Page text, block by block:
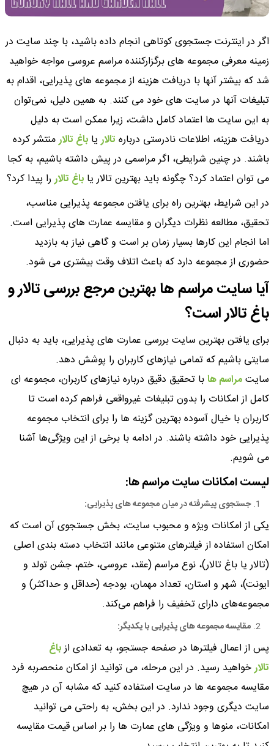
اگر در اینترنت جستجوی کوتاهی انجام داده باشید، با چند سایت در
زمینه معرفی مجموعه های برگزارکننده مراسم عروسی مواجه خواهید
شد که بیشتر آنها با دریافت هزینه از مجموعه ‌های پذیرایی، اقدام به
تبلیغات آنها در سایت ‌های خود می‌ کنند. به همین دلیل، نمی‌توان
به این سایت ‌ها اعتماد کامل داشت، زیرا ممکن است به دلیل
دریافت هزینه، اطلاعات نادرستی درباره تالاریا باغ تالارمنتشر کرده
باشند. در چنین شرایطی، اگر مراسمی در پیش داشته باشیم، به کجا
می ‌توان اعتماد کرد؟ چگونه باید بهترین تالار یا باغ تالاررا پیدا کرد؟
در این شرایط، بهترین راه برای یافتن مجموعه پذیرایی مناسب،
تحقیق، مطالعه نظرات دیگران و مقایسه عمارت های پذیرایی است.
اما انجام این کارها بسیار زمان ‌بر است و گاهی نیاز به بازدید
حضوری از مجموعه دارد که باعث اتلاف وقت بیشتری می ‌شود.
آیا سایت مراسم ها بهترین مرجع بررسی تالار و
باغ تالار است؟
برای یافتن بهترین سایت بررسی عمارت ‌های پذیرایی، باید به دنبال
سایتی باشیم که تمامی نیازهای کاربران را پوشش دهد.
سایتمراسم هابا تحقیق دقیق درباره نیازهای کاربران، مجموعه ‌ای
کامل از امکانات را بدون تبلیغات غیرواقعی فراهم کرده است تا
کاربران با خیال آسوده بهترین گزینه ها را برای انتخاب مجموعه
پذیرایی خود داشته باشند. در ادامه با برخی از این ویژگی‌ها آشنا
می شویم.
لیست امکانات سایت مراسم ها:
جستجوی پیشرفته در میان مجموعه ‌های پذیرایی:
یکی از امکانات ویژه و محبوب سایت، بخش جستجوی آن است که
امکان استفاده از فیلترهای متنوعی مانند انتخاب دسته ‌بندی اصلی
(تالار یا باغ تالار)، نوع مراسم (عقد، عروسی، ختم، جشن تولد و
ایونت)، شهر و استان، تعداد مهمان، بودجه (حداقل و حداکثر) و
مجموعه‌های دارای تخفیف را فراهم می‌کند.
مقایسه مجموعه ‌های پذیرایی با یکدیگر:
پس از اعمال فیلترها در صفحه جستجو، به تعدادی ازباغ
تالارخواهید رسید. در این مرحله، می ‌توانید از امکان منحصربه ‌فرد
مقایسه مجموعه‌ ها در سایت استفاده کنید که مشابه آن در هیچ
سایت دیگری وجود ندارد. در این بخش، به‌ راحتی می ‌توانید
امکانات، منوها و ویژگی ‌های عمارت ها را بر اساس قیمت مقایسه